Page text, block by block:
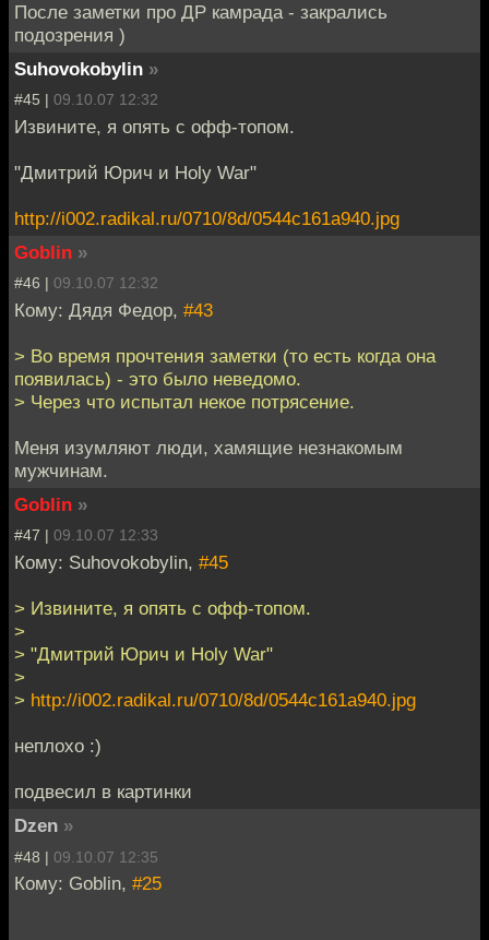
После заметки про ДР камрада - закрались
подозрения )
Suhovokobylin »
#45 | 09.10.07 12:32
Извините, я опять с офф-топом.
"Дмитрий Юрич и Holy War"
http://i002.radikal.ru/0710/8d/0544c161a940.jpg
Goblin »
#46 | 09.10.07 12:32
Кому: Дядя Федор, #43
> Во время прочтения заметки (то есть когда она
появилась) - это было неведомо.
> Через что испытал некое потрясение.
Меня изумляют люди, хамящие незнакомым
мужчинам.
Goblin »
#47 | 09.10.07 12:33
Кому: Suhovokobylin, #45
> Извините, я опять с офф-топом.
>
> "Дмитрий Юрич и Holy War"
>
> http://i002.radikal.ru/0710/8d/0544c161a940.jpg
неплохо :)
подвесил в картинки
Dzen »
#48 | 09.10.07 12:35
Кому: Goblin, #25